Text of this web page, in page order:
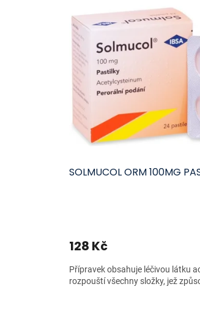
SOLMUCOL ORM 100MG
128 Kč
Přípravek obsahuje léčivou látku
rozpouští všechny složky, jež